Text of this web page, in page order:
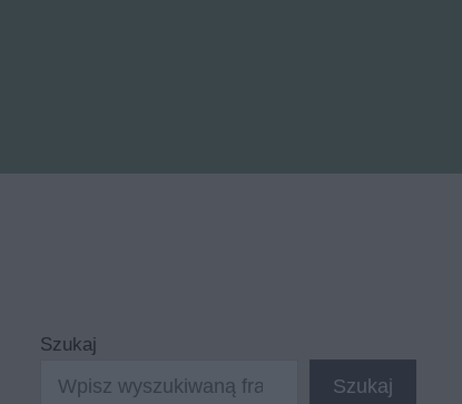
Szukaj
Szukaj